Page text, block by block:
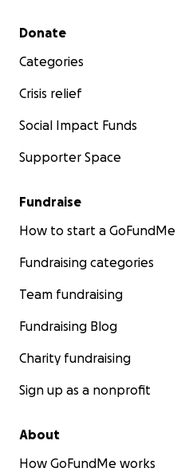
Secondary menu
Donate
Categories
Crisis relief
Social Impact Funds
Supporter Space
Fundraise
How to start a GoFundMe
Fundraising categories
Team fundraising
Fundraising Blog
Charity fundraising
Sign up as a nonprofit
About
How GoFundMe works